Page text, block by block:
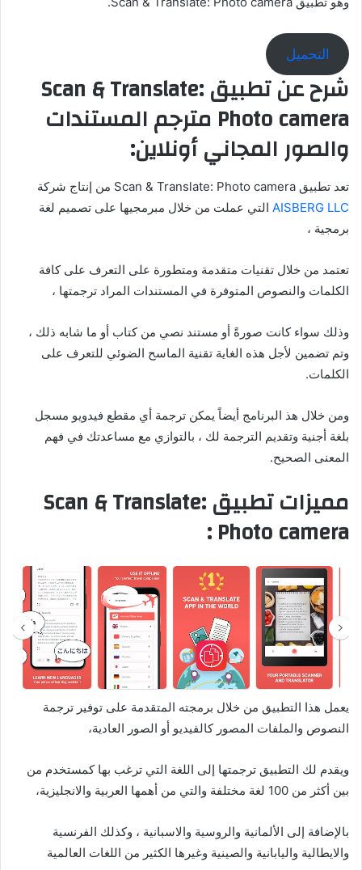
التحميل
شرح عن تطبيق Scan & Translate:
Photo camera مترجم المستندات
والصور المجاني أونلاين:
تعد تطبيق Scan & Translate: Photo camera من إنتاج شركة
AISBERG LLC التي عملت من خلال مبرمجيها على تصميم لغة
برمجية ،
تعتمد من خلال تقنيات متقدمة ومتطورة على التعرف على كافة
الكلمات والنصوص المتوفرة في المستندات المراد ترجمتها ،
وذلك سواء كانت صورةً أو مستند نصي من كتاب أو ما شابه ذلك ،
وتم تضمين لأجل هذه الغاية تقنية الماسح الضوئي للتعرف على
الكلمات.
ومن خلال هذ البرنامج أيضاً يمكن ترجمة أي مقطع فيدويو مسجل
بلغة أجنية وتقديم الترجمة لك ، بالتوازي مع مساعدتك في فهم
المعنى الصحيح.
مميزات تطبيق Scan & Translate:
Photo camera :
يعمل هذا التطبيق من خلال برمجته المتقدمة على توفير ترجمة
النصوص والملفات المصور كالفيديو أو الصور العادية،
ويقدم لك التطبيق ترجمتها إلى اللغة التي ترغب بها كمستخدم من
بين أكثر من 100 لغة مختلفة والتي من أهمها العربية والانجليزية،
بالإضافة إلى الألمانية والروسية والاسبانية ، وكذلك الفرنسية
والايطالية واليابانية والصينية وغيرها الكثير من اللغات العالمية